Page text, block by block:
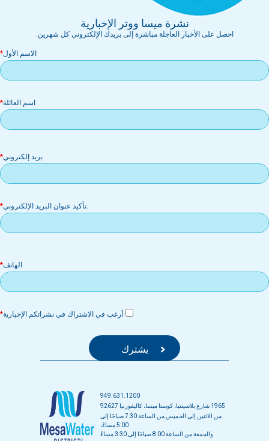
نشرة ميسا ووتر الإخبارية
احصل على الأخبار العاجلة مباشرة إلى بريدك الإلكتروني كل شهرين.
الاسم الأول
اسم العائلة
بريد إلكتروني
.تأكيد عنوان البريد الإلكتروني
الهاتف
أرغب في الاشتراك في نشراتكم الإخبارية
949.631.1200
1965 شارع بلاسينتيا، كوستا ميسا، كاليفورنيا 92627
من الاثنين إلى الخميس من الساعة 7:30 صباحًا إلى
5:00 مساءً،
والجمعة من الساعة 8:00 صباحًا إلى 3:30 مساءً